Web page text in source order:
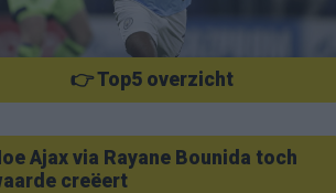
👉 Top5 overzicht
Ajax via Rayane Bounida toch
creëert